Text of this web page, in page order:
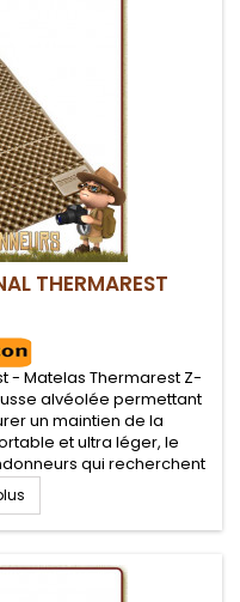
THERMAREST
- Matelas Thermarest Z-
alvéolée permettant
un maintien de la
et ultra léger, le
qui recherchent
Valeur R de 1.7